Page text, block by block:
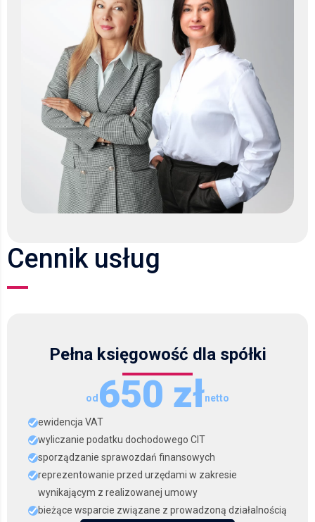
Cennik usług
Pełna księgowość dla spółki
od650 złnetto
ewidencja VAT
wyliczanie podatku dochodowego CIT
sporządzanie sprawozdań finansowych
reprezentowanie przed urzędami w zakresie
wynikającym z realizowanej umowy
bieżące wsparcie związane z prowadzoną działalnością